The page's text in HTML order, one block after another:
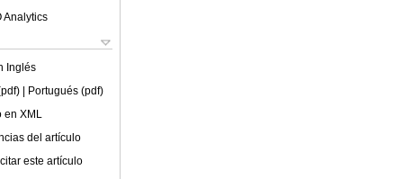
Analytics
Inglés
| Portugués (pdf)
en XML
del artículo
este artículo